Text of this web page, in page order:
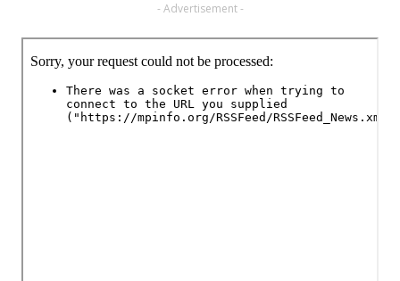
- Advertisement -